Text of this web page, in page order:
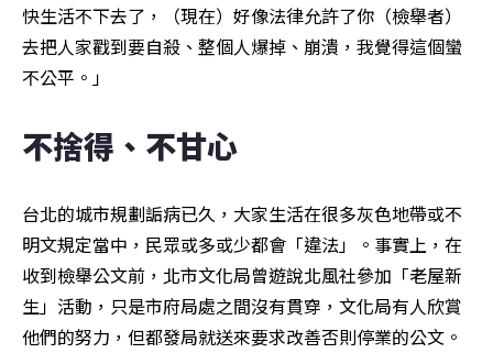
快生活不下去了，（現在）好像法律允許了你（檢舉者）
去把人家戳到要自殺、整個人爆掉、崩潰，我覺得這個蠻
不公平。」
不捨得、不甘心
台北的城市規劃詬病已久，大家生活在很多灰色地帶或不
明文規定當中，民眾或多或少都會「違法」。事實上，在
收到檢舉公文前，北市文化局曾遊說北風社參加「老屋新
生」活動，只是市府局處之間沒有貫穿，文化局有人欣賞
他們的努力，但都發局就送來要求改善否則停業的公文。